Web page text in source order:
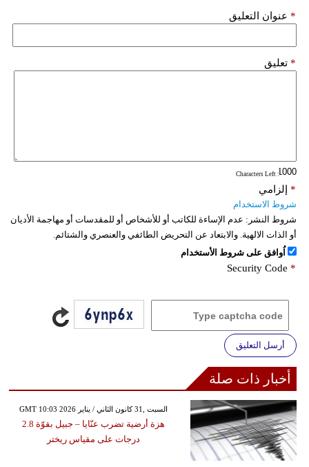
عنوان التعليق *
تعليق *
: Characters Left
إلزامي *
شروط الاستخدام
شروط النشر: عدم الإساءة للكاتب أو للأشخاص أو للمقدسات أو مهاجمة الأديان
أو الذات الالهية. والابتعاد عن التحريض الطائفي والعنصري والشتائم.
اُوافق على شروط الأستخدام
Security Code *
أرسل التعليق
أخبار ذات صلة
GMT 10:03 2026 السبت ,31 كانون الثاني / يناير
هزة أرضية تضرب عنّايا – جبيل بقوّة 2.8
درجات على مقياس ريختر